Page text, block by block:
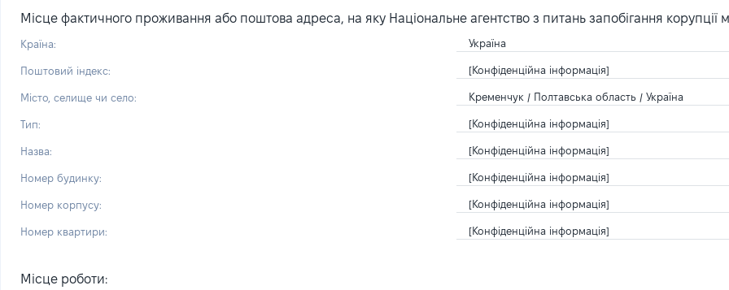
Місце фактичного проживання або поштова адреса, на яку Національне агентство з питань запобігання
Країна: Україна
Поштовий індекс: [Конфіденційна інформація]
Місто, селище чи село: Кременчук / Полтавська область / Україна
Тип: [Конфіденційна інформація]
Назва: [Конфіденційна інформація]
Номер будинку: [Конфіденційна інформація]
Номер корпусу: [Конфіденційна інформація]
Номер квартири: [Конфіденційна інформація]
Місце роботи: